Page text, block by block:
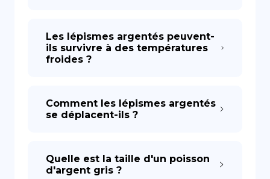
Les lépismes argentés peuvent-
ils survivre à des températures
froides ?
Comment les lépismes argentés
se déplacent-ils ?
Quelle est la taille d'un poisson
d'argent gris ?